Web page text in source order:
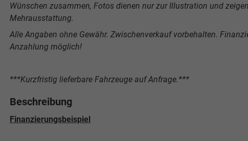
Wünschen zusammen, Fotos dienen nur zur Illustration und
Mehrausstattung.
Alle Angaben ohne Gewähr. Zwischenverkauf vorbehalten.
Anzahlung möglich!
***Kurzfristig lieferbare Fahrzeuge auf Anfrage.***
Beschreibung
Finanzierungsbeispiel